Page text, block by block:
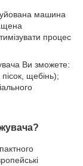
машина
процес
Ви зможете:
щебінь);